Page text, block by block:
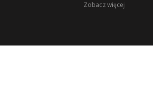
Zobacz więcej